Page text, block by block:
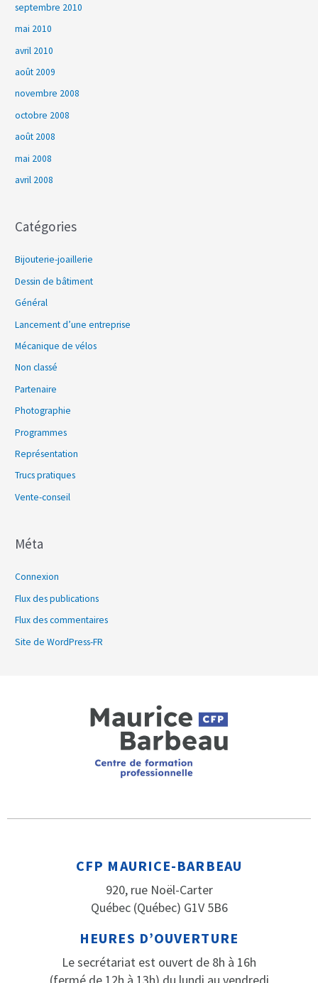
septembre 2010
mai 2010
avril 2010
août 2009
novembre 2008
octobre 2008
août 2008
mai 2008
avril 2008
Catégories
Bijouterie-joaillerie
Dessin de bâtiment
Général
Lancement d’une entreprise
Mécanique de vélos
Non classé
Partenaire
Photographie
Programmes
Représentation
Trucs pratiques
Vente-conseil
Méta
Connexion
Flux des publications
Flux des commentaires
Site de WordPress-FR
CFP MAURICE-BARBEAU
920, rue Noël-Carter
Québec (Québec) G1V 5B6
HEURES D’OUVERTURE
Le secrétariat est ouvert de 8h à 16h